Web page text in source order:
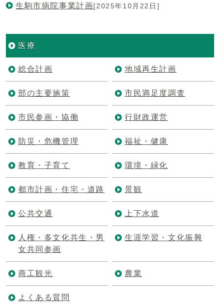
生駒市病院事業計画[2025年10月22日]
医療
総合計画 地域再生計画
部の主要施策 市民満足度調査
市民参画・協働 行財政運営
防災・危機管理 福祉・健康
教育・子育て 環境・緑化
都市計画・住宅・道路 景観
公共交通 上下水道
人権・多文化共生・男
女共同参画
生涯学習・文化振興
商工観光 農業
よくある質問